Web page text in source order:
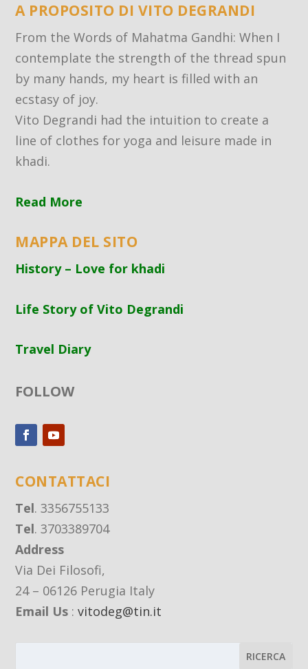
A PROPOSITO DI VITO DEGRANDI
From the Words of Mahatma Gandhi: When I
contemplate the strength of the thread spun
by many hands, my heart is filled with an
ecstasy of joy.
Vito Degrandi had the intuition to create a
line of clothes for yoga and leisure made in
khadi.
Read More
MAPPA DEL SITO
History – Love for khadi
Life Story of Vito Degrandi
Travel Diary
FOLLOW
CONTATTACI
Tel. 3356755133
Tel. 3703389704
Address
Via Dei Filosofi,
24 – 06126 Perugia Italy
Email Us :vitodeg@tin.it